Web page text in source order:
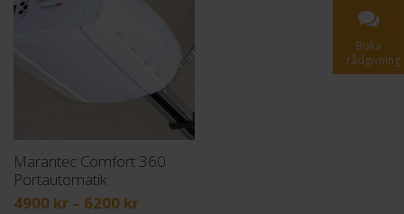
Boka
rådgivning
Marantec Comfort 360
Portautomatik
4900 kr – 6200 krPrisintervall: